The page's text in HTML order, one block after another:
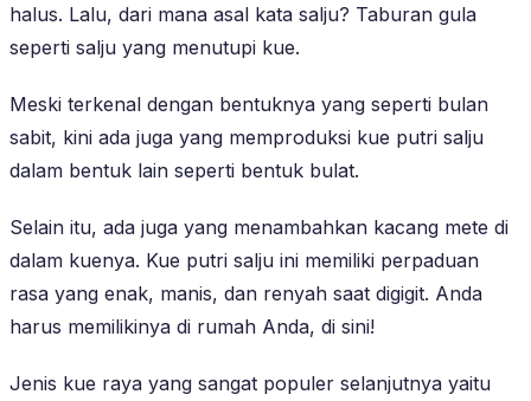
halus. Lalu, dari mana asal kata salju? Taburan gula
seperti salju yang menutupi kue.
Meski terkenal dengan bentuknya yang seperti bulan
sabit, kini ada juga yang memproduksi kue putri salju
dalam bentuk lain seperti bentuk bulat.
Selain itu, ada juga yang menambahkan kacang mete di
dalam kuenya. Kue putri salju ini memiliki perpaduan
rasa yang enak, manis, dan renyah saat digigit. Anda
harus memilikinya di rumah Anda, di sini!
Jenis kue raya yang sangat populer selanjutnya yaitu